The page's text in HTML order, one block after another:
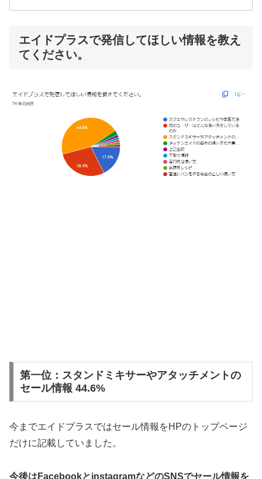
エイドプラスで発信してほしい情報を教え
てください。
第一位：スタンドミキサーやアタッチメントの
セール情報 44.6%
今までエイドプラスではセール情報をHPのトップページ
だけに記載していました。
今後はFacebookとinstagramなどのSNSでセール情報を